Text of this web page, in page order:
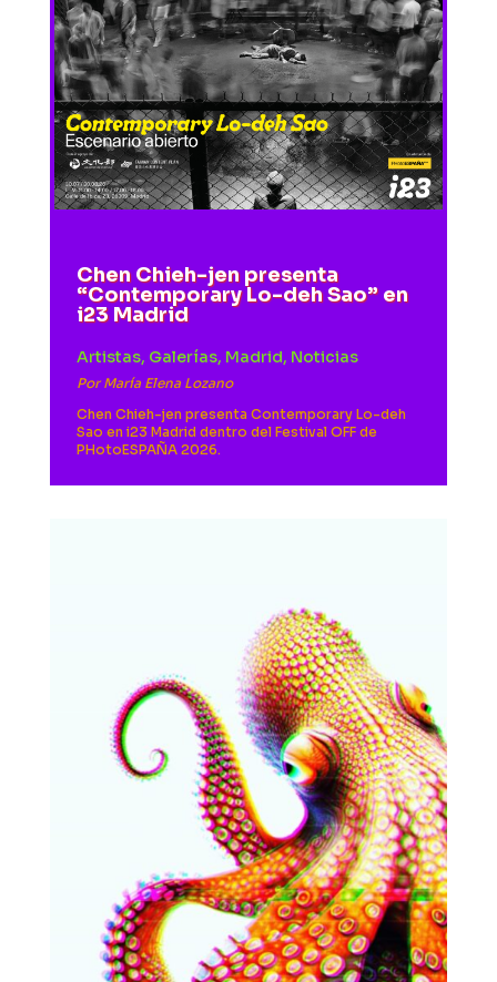
Chen Chieh-jen presenta
“Contemporary Lo-deh Sao” en
i23 Madrid
Artistas, Galerías, Madrid, Noticias
PorMaría Elena Lozano
Chen Chieh-jen presenta Contemporary Lo-deh
Sao en i23 Madrid dentro del Festival OFF de
PHotoESPAÑA 2026.